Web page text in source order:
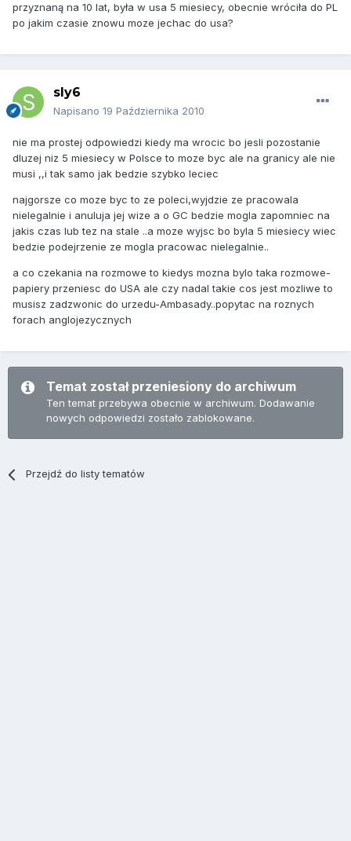
przyznaną na 10 lat, była w usa 5 miesiecy, obecnie wróciła do PL
po jakim czasie znowu moze jechac do usa?
sly6
Napisano 19 Października 2010
nie ma prostej odpowiedzi kiedy ma wrocic bo jesli pozostanie
dluzej niz 5 miesiecy w Polsce to moze byc ale na granicy ale nie
musi ,,i tak samo jak bedzie szybko leciec
najgorsze co moze byc to ze poleci,wyjdzie ze pracowala
nielegalnie i anuluja jej wize a o GC bedzie mogla zapomniec na
jakis czas lub tez na stale ..a moze wyjsc bo byla 5 miesiecy wiec
bedzie podejrzenie ze mogla pracowac nielegalnie..
a co czekania na rozmowe to kiedys mozna bylo taka rozmowe-
papiery przeniesc do USA ale czy nadal takie cos jest mozliwe to
musisz zadzwonic do urzedu-Ambasady..popytac na roznych
forach anglojezycznych
Temat został przeniesiony do archiwum
Ten temat przebywa obecnie w archiwum. Dodawanie
nowych odpowiedzi zostało zablokowane.
Przejdź do listy tematów